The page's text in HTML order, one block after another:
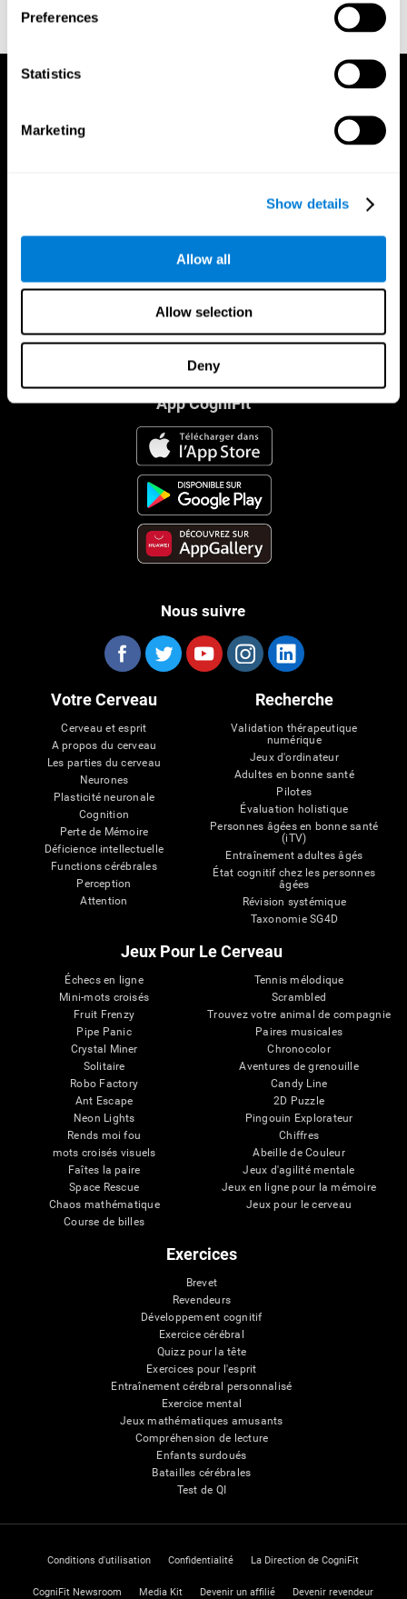
Preferences
Statistics
Marketing
Show details
Allow all
Allow selection
Deny
App CogniFit
Nous suivre
Votre Cerveau
Cerveau et esprit
A propos du cerveau
Les parties du cerveau
Neurones
Plasticité neuronale
Cognition
Perte de Mémoire
Déficience intellectuelle
Functions cérébrales
Perception
Attention
Recherche
Validation thérapeutique
numérique
Jeux d'ordinateur
Adultes en bonne santé
Pilotes
Évaluation holistique
Personnes âgées en bonne santé
(iTV)
Entraînement adultes âgés
État cognitif chez les personnes
âgées
Révision systémique
Taxonomie SG4D
Jeux Pour Le Cerveau
Échecs en ligne
Mini-mots croisés
Fruit Frenzy
Pipe Panic
Crystal Miner
Solitaire
Robo Factory
Ant Escape
Neon Lights
Rends moi fou
mots croisés visuels
Faîtes la paire
Space Rescue
Chaos mathématique
Course de billes
Tennis mélodique
Scrambled
Trouvez votre animal de compagnie
Paires musicales
Chronocolor
Aventures de grenouille
Candy Line
2D Puzzle
Pingouin Explorateur
Chiffres
Abeille de Couleur
Jeux d'agilité mentale
Jeux en ligne pour la mémoire
Jeux pour le cerveau
Exercices
Brevet
Revendeurs
Développement cognitif
Exercice cérébral
Quizz pour la tête
Exercices pour l'esprit
Entraînement cérébral personnalisé
Exercice mental
Jeux mathématiques amusants
Compréhension de lecture
Enfants surdoués
Batailles cérébrales
Test de QI
Conditions d'utilisation Confidentialité La Direction de CogniFit
CogniFit Newsroom Media Kit Devenir un affilié Devenir revendeur